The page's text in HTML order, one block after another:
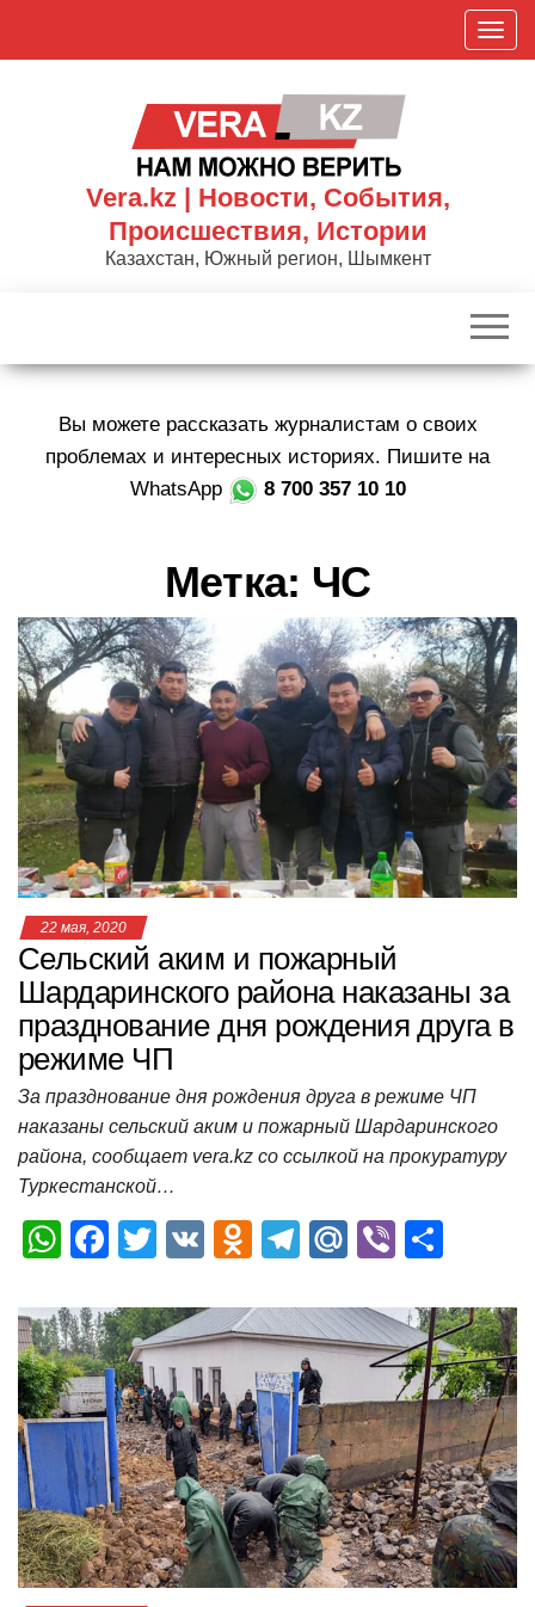
П
о
к
р
а
ц
и
ю
Vera.kz | Новости, События,
Происшествия, Истории
Казахстан, Южный регион, Шымкент
Вы можете рассказать журналистам о своих
проблемах и интересных историях. Пишите на
WhatsApp
8 700 357 10 10
Метка: ЧС
22 мая, 2020
Сельский аким и пожарный
Шардаринского района наказаны за
празднование дня рождения друга в
режиме ЧП
За празднование дня рождения друга в режиме ЧП
наказаны сельский аким и пожарный Шардаринского
района, сообщает vera.kz со ссылкой на прокуратуру
Туркестанской…
W
at
s
A
p
p
F
c
e
b
o
o
k
T
tt
er
V
O
n
o
kl
a
ss
ni
ki
T
e
gr
a
m
M
.R
u
Vi
er п
р
а
в
и
т
ь